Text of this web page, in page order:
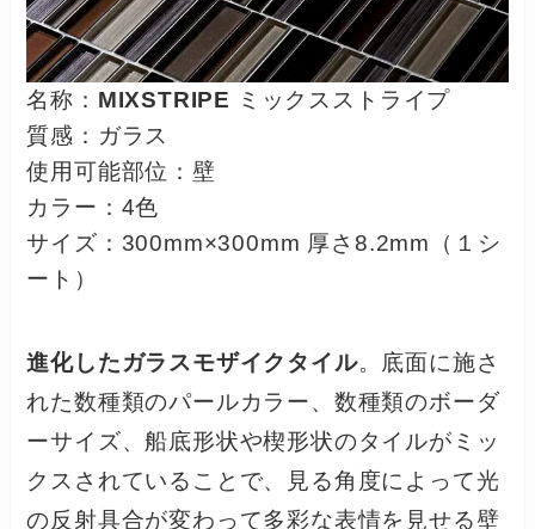
名称： MIXSTRIPE ミックスストライプ
質感：ガラス
使用可能部位：壁
カラー：4色
サイズ：300mm×300mm 厚さ8.2mm（１シ
ート）
進化したガラスモザイクタイル。底面に施さ
れた数種類のパールカラー、数種類のボーダ
ーサイズ、船底形状や楔形状のタイルがミッ
クスされていることで、見る角度によって光
の反射具合が変わって多彩な表情を見せる壁